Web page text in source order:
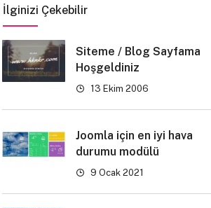
İlginizi Çekebilir
Siteme / Blog Sayfama
Hoşgeldiniz
13 Ekim 2006
Joomla için en iyi hava
durumu modülü
9 Ocak 2021